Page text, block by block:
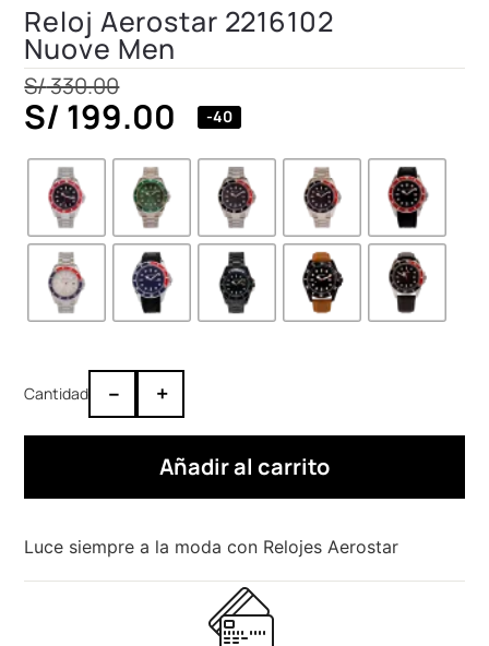
Reloj Aerostar 2216102
Nuove Men
S/330.00
S/ 199.00 -40
– +
Añadir al carrito
Luce siempre a la moda con Relojes Aerostar